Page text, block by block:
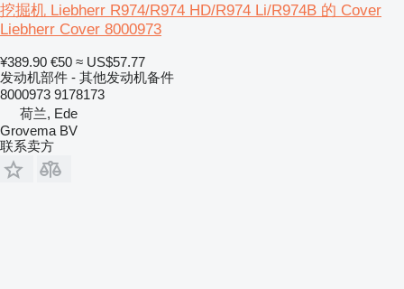
挖掘机 Liebherr R974/R974 HD/R974 Li/R974B 的 Cover
Liebherr Cover 8000973
¥389.90 €50 ≈ US$57.77
发动机部件 - 其他发动机备件
8000973 9178173
荷兰, Ede
Grovema BV
联系卖方